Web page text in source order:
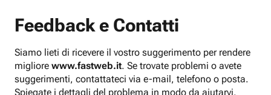
Feedback e Contatti
Siamo lieti di ricevere il vostro suggerimento per rendere
migliore www.fastweb.it. Se trovate problemi o avete
suggerimenti, contattateci via e-mail, telefono o posta.
Spiegate i dettagli del problema in modo da aiutarvi.